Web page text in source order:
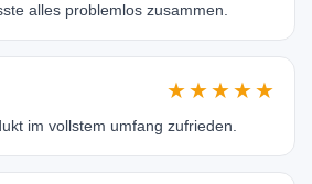
alles problemlos zusammen.
★★★★★
im vollstem umfang zufrieden.